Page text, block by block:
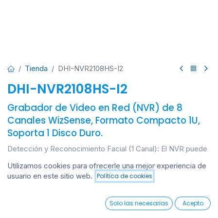
Añadir al carrito
0
Wishlist Account
Tienda DHI-NVR2108HS-I2
DHI-NVR2108HS-I2
Grabador de Video en Red (NVR) de 8
Canales WizSense, Formato Compacto 1U,
Soporta 1 Disco Duro.
Detección y Reconocimiento Facial (1 Canal): El NVR puede
Soporta hasta 5,000 rostros guardados. Protección de
Perímetro (1 Canal): Olvídate de las alarmas porque se movió
activa si un humano o vehículo la cruza. SMD Plus (4
Canales): Es la "Detección de Movimiento Inteligente". Filtra
Utilizamos cookies para ofrecerle una mejor experiencia de
usuario en este sitio web. Política de cookies
Solo las necesarias Acepto